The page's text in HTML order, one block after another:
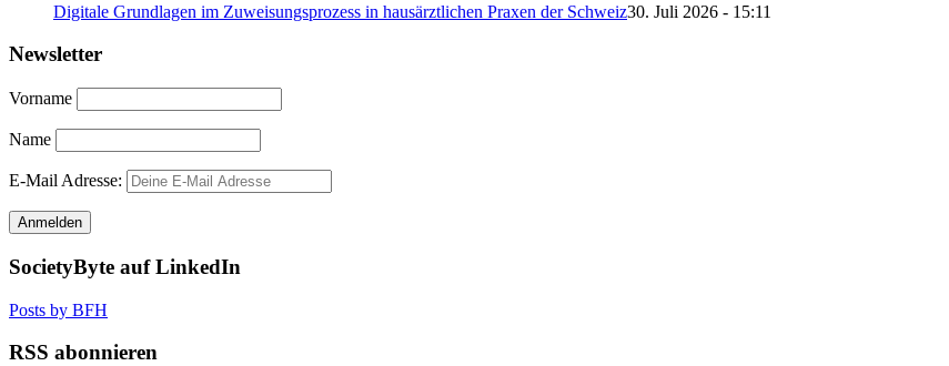
Digitale Grundlagen im Zuweisungsprozess in hausärztlichen Praxen der Schweiz30. Juli 2026 - 15:11
Newsletter
Vorname
Name
E-Mail Adresse:
SocietyByte auf LinkedIn
Posts by BFH
RSS abonnieren